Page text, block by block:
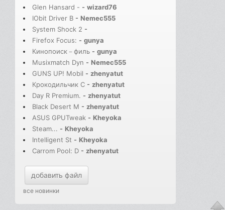
Glen Hansard - - wizard76
IObit Driver B - Nemec555
System Shock 2 -
Firefox Focus: - gunya
Кинопоиск－филь - gunya
Musixmatch Dyn - Nemec555
GUNS UP! Mobil - zhenyatut
Крокодильчик С - zhenyatut
Day R Premium. - zhenyatut
Black Desert M - zhenyatut
ASUS GPUTweak - Kheyoka
Steam... - Kheyoka
Intelligent St - Kheyoka
Carrom Pool: D - zhenyatut
добавить файл
все новинки